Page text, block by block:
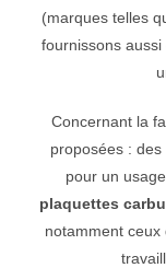
(marques telles
fournissons
Concernant la
proposées : des
pour un
plaquettes
notamment